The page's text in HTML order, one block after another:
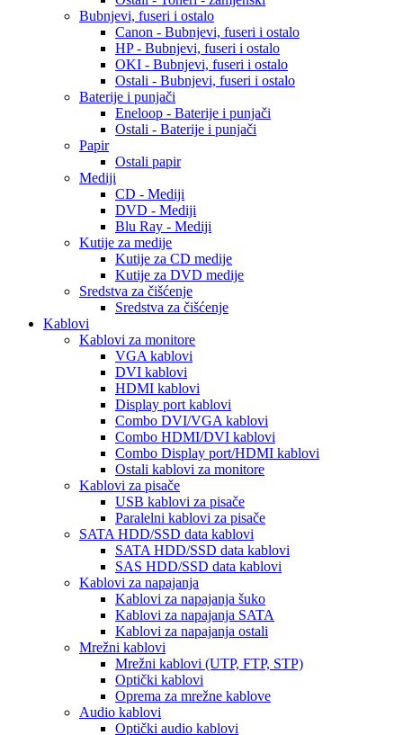
Bubnjevi, fuseri i ostalo
Canon - Bubnjevi, fuseri i ostalo
HP - Bubnjevi, fuseri i ostalo
OKI - Bubnjevi, fuseri i ostalo
Ostali - Bubnjevi, fuseri i ostalo
Baterije i punjači
Eneloop - Baterije i punjači
Ostali - Baterije i punjači
Papir
Ostali papir
Mediji
CD - Mediji
DVD - Mediji
Blu Ray - Mediji
Kutije za medije
Kutije za CD medije
Kutije za DVD medije
Sredstva za čišćenje
Sredstva za čišćenje
Kablovi
Kablovi za monitore
VGA kablovi
DVI kablovi
HDMI kablovi
Display port kablovi
Combo DVI/VGA kablovi
Combo HDMI/DVI kablovi
Combo Display port/HDMI kablovi
Ostali kablovi za monitore
Kablovi za pisače
USB kablovi za pisače
Paralelni kablovi za pisače
SATA HDD/SSD data kablovi
SATA HDD/SSD data kablovi
SAS HDD/SSD data kablovi
Kablovi za napajanja
Kablovi za napajanja šuko
Kablovi za napajanja SATA
Kablovi za napajanja ostali
Mrežni kablovi
Mrežni kablovi (UTP, FTP, STP)
Optički kablovi
Oprema za mrežne kablove
Audio kablovi
Optički audio kablovi